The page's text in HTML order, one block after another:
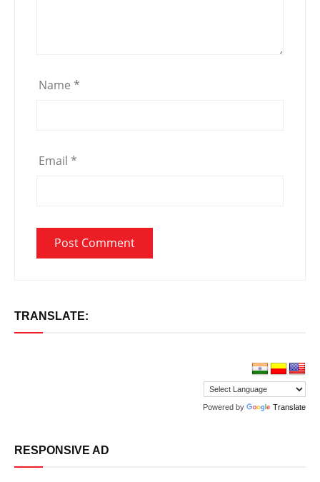
Name *
Email *
TRANSLATE:
Powered by Translate
RESPONSIVE AD